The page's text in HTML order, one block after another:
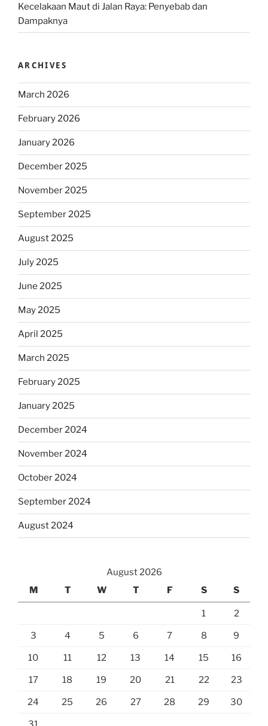
Kecelakaan Maut di Jalan Raya: Penyebab dan
Dampaknya
ARCHIVES
March 2026
February 2026
January 2026
December 2025
November 2025
September 2025
August 2025
July 2025
June 2025
May 2025
April 2025
March 2025
February 2025
January 2025
December 2024
November 2024
October 2024
September 2024
August 2024
August 2026
M
T W T F S S
1 2
3 4 5 6 7 8 9
10 11 12 13 14 15 16
17 18 19 20 21 22 23
24 25 26 27 28 29 30